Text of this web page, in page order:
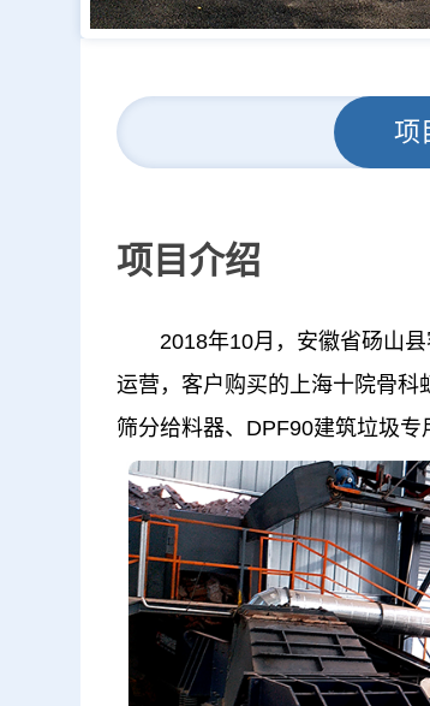
项
项目介绍
2018年10月，安徽省砀山县
运营，客户购买的上海十院骨
筛分给料器、DPF90建筑垃圾专